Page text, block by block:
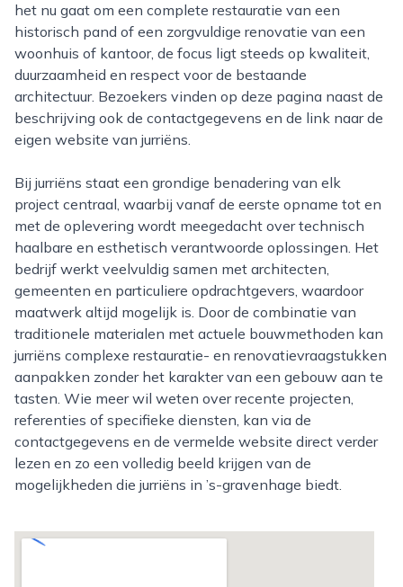
het nu gaat om een complete restauratie van een
historisch pand of een zorgvuldige renovatie van een
woonhuis of kantoor, de focus ligt steeds op kwaliteit,
duurzaamheid en respect voor de bestaande
architectuur. Bezoekers vinden op deze pagina naast de
beschrijving ook de contactgegevens en de link naar de
eigen website van jurriëns.
Bij jurriëns staat een grondige benadering van elk
project centraal, waarbij vanaf de eerste opname tot en
met de oplevering wordt meegedacht over technisch
haalbare en esthetisch verantwoorde oplossingen. Het
bedrijf werkt veelvuldig samen met architecten,
gemeenten en particuliere opdrachtgevers, waardoor
maatwerk altijd mogelijk is. Door de combinatie van
traditionele materialen met actuele bouwmethoden kan
jurriëns complexe restauratie- en renovatievraagstukken
aanpakken zonder het karakter van een gebouw aan te
tasten. Wie meer wil weten over recente projecten,
referenties of specifieke diensten, kan via de
contactgegevens en de vermelde website direct verder
lezen en zo een volledig beeld krijgen van de
mogelijkheden die jurriëns in ’s-gravenhage biedt.